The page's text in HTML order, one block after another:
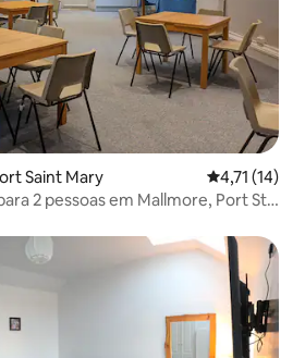
Saint Mary
4,71 (14)
2 pessoas em Mallmore, Port St